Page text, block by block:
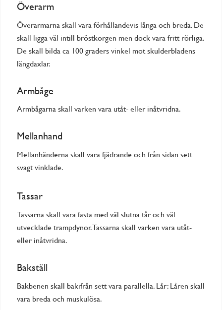
Överarm
Överarmarna skall vara förhållandevis långa och breda. De
skall ligga väl intill bröstkorgen men dock vara fritt rörliga.
De skall bilda ca 100 graders vinkel mot skulderbladens
längdaxlar.
Armbåge
Armbågarna skall varken vara utåt- eller inåtvridna.
Mellanhand
Mellanhänderna skall vara fjädrande och från sidan sett
svagt vinklade.
Tassar
Tassarna skall vara fasta med väl slutna tår och väl
utvecklade trampdynor. Tassarna skall varken vara utåt-
eller inåtvridna.
Bakställ
Bakbenen skall bakifrån sett vara parallella. Lår: Låren skall
vara breda och muskulösa.